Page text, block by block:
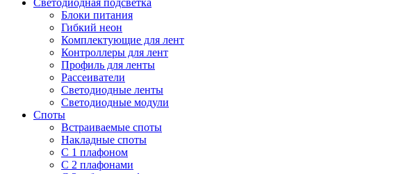
Светодиодная подсветка
Блоки питания
Гибкий неон
Комплектующие для лент
Контроллеры для лент
Профиль для ленты
Рассеиватели
Светодиодные ленты
Светодиодные модули
Споты
Встраиваемые споты
Накладные споты
С 1 плафоном
С 2 плафонами